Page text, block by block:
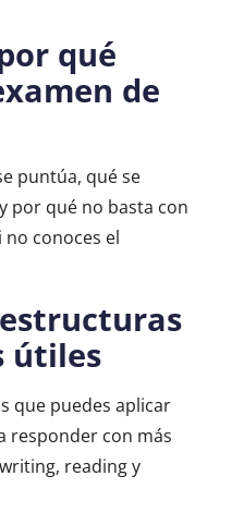
qué
de
puntúa, qué se
por qué no basta con
conoces el
útiles
que puedes aplicar
responder con más
reading y